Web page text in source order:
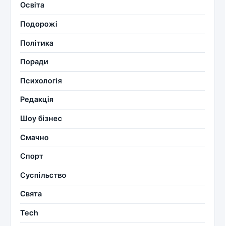
Освіта
Подорожі
Політика
Поради
Психологія
Редакція
Шоу бізнес
Смачно
Спорт
Суспільство
Свята
Tech